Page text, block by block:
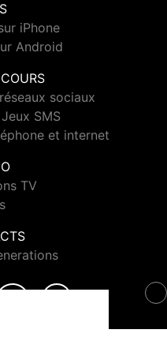
iPhone
Android
sociaux
SMS
et internet
TV